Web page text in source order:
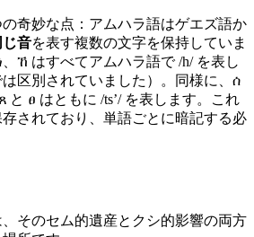
奇妙な点：アムハラ語はゲエズ語か
じ音を表す複数の文字を保持していま
ኸ はすべてアムハラ語で /h/ を表し
区別されていました）。同様に、ሰ
と ፀ はともに /tsʼ/ を表します。これ
されており、単語ごとに暗記する必
そのセム的遺産とクシ的影響の両方